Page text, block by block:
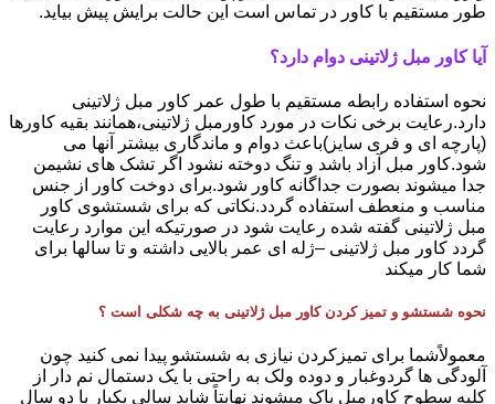
طور مستقیم با کاور در تماس است این حالت برایش پیش بیاید.
آیا کاور مبل ژلاتینی دوام دارد؟
نحوه استفاده رابطه مستقیم با طول عمر کاور مبل ژلاتینی
دارد.رعایت برخی نکات در مورد کاورمبل ژلاتینی،همانند بقیه کاورها
(پارچه ای و فری سایز)باعث دوام و ماندگاری بیشتر آنها می
شود.کاور مبل آزاد باشد و تنگ دوخته نشود اگر تشک های نشیمن
جدا میشوند بصورت جداگانه کاور شود.برای دوخت کاور از جنس
مناسب و منعطف استفاده گردد.نکاتی که برای شستشوی کاور
مبل ژلاتینی گفته شده رعایت شود در صورتیکه این موارد رعایت
گردد کاور مبل ژلاتینی –ژله ای عمر بالایی داشته و تا سالها برای
شما کار میکند
نحوه شستشو و تمیز کردن کاور مبل ژلاتینی به چه شکلی است ؟
معمولاًشما برای تمیزکردن نیازی به شستشو پیدا نمی کنید چون
آلودگی ها گردوغبار و دوده ولک به راحتی با یک دستمال نم دار از
کلیه سطوح کاورمبل پاک میشوند نهایتاً شاید سالی یکبار یا دو سال